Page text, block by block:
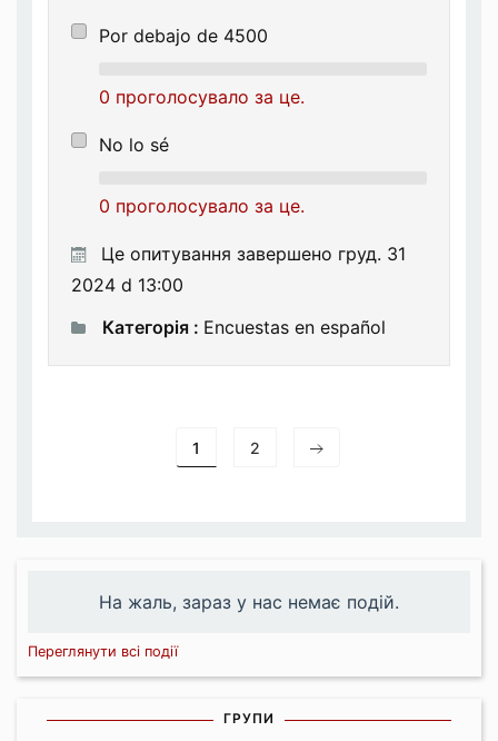
Por debajo de 4500
0 проголосувало за це.
No lo sé
0 проголосувало за це.
Це опитування завершено груд. 31
2024 d 13:00
Категорія : Encuestas en español
1 2
На жаль, зараз у нас немає подій.
Переглянути всі події
ГРУПИ